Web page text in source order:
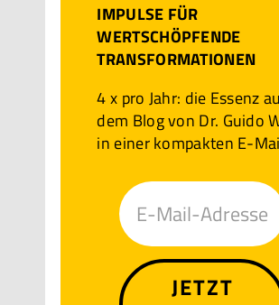
IMPULSE FÜR
WERTSCHÖPFENDE
TRANSFORMATIONEN
4 x pro Jahr: die Essenz
dem Blog von Dr. Guido
in einer kompakten E-
JETZT